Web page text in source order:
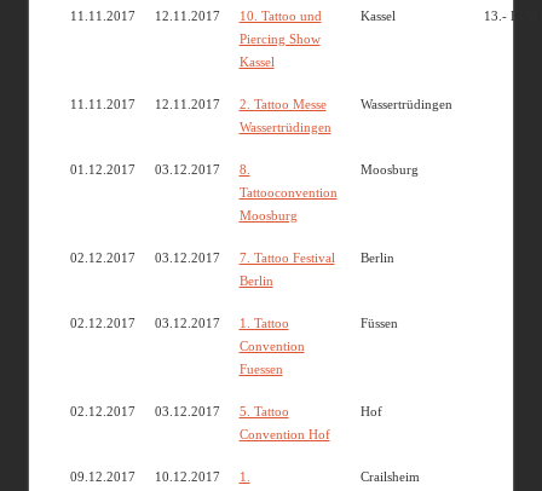
11.11.2017 12.11.2017
10. Tattoo und
Piercing Show
Kassel
Kassel 13.- EUR
11.11.2017 12.11.2017
2. Tattoo Messe
Wassertrüdingen
Wassertrüdingen
01.12.2017 03.12.2017
8.
Tattooconvention
Moosburg
Moosburg
02.12.2017 03.12.2017
7. Tattoo Festival
Berlin
Berlin
02.12.2017 03.12.2017
1. Tattoo
Convention
Fuessen
Füssen
02.12.2017 03.12.2017
5. Tattoo
Convention Hof
Hof
09.12.2017 10.12.2017
1.
Crailsheim